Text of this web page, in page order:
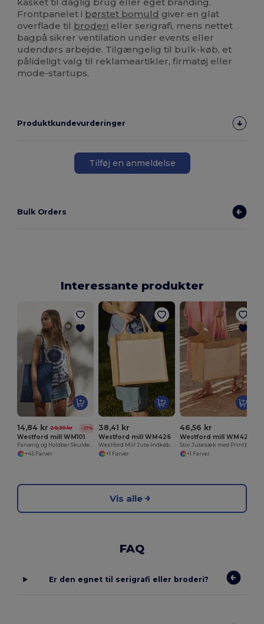
kasket til daglig brug eller eget branding.
Frontpanelet i børstet bomuld giver en glat
overflade til broderi eller serigrafi, mens nettet
bagpå sikrer ventilation under events eller
udendørs arbejde. Tilgængelig til bulk-køb, et
pålideligt valg til reklameartikler, firmatøj eller
mode-startups.
Produktkundevurderinger
Tilføj en anmeldelse
Bulk Orders
Interessante produkter
14,84 kr 20,30 kr -27%
Westford mill WM101
Farverig og Holdbar Skuldertaske i Bomuld
+45 Farver
38,41 kr
Westford mill WM426
Westford Mill Jute Indkøbstaske med Lomme
+1 Farver
46,56 kr
Westford mill WM427
+1 Farver
Vis alle
FAQ
Er den egnet til serigrafi eller broderi?